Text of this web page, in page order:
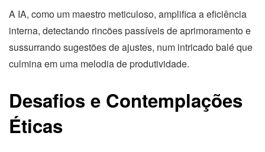
A IA, como um maestro meticuloso, amplifica a eficiência
interna, detectando rincões passíveis de aprimoramento e
sussurrando sugestões de ajustes, num intricado balé que
culmina em uma melodia de produtividade.
Desafios e Contemplações
Éticas